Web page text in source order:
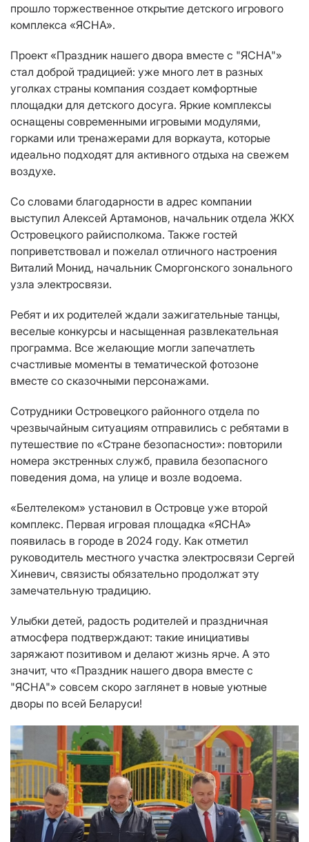
прошло торжественное открытие детского игрового
комплекса «ЯСНА».
Проект «Праздник нашего двора вместе с "ЯСНА"»
стал доброй традицией: уже много лет в разных
уголках страны компания создает комфортные
площадки для детского досуга. Яркие комплексы
оснащены современными игровыми модулями,
горками или тренажерами для воркаута, которые
идеально подходят для активного отдыха на свежем
воздухе.
Со словами благодарности в адрес компании
выступил Алексей Артамонов, начальник отдела ЖКХ
Островецкого райисполкома. Также гостей
поприветствовал и пожелал отличного настроения
Виталий Монид, начальник Сморгонского зонального
узла электросвязи.
Ребят и их родителей ждали зажигательные танцы,
веселые конкурсы и насыщенная развлекательная
программа. Все желающие могли запечатлеть
счастливые моменты в тематической фотозоне
вместе со сказочными персонажами.
Сотрудники Островецкого районного отдела по
чрезвычайным ситуациям отправились с ребятами в
путешествие по «Стране безопасности»: повторили
номера экстренных служб, правила безопасного
поведения дома, на улице и возле водоема.
«Белтелеком» установил в Островце уже второй
комплекс. Первая игровая площадка «ЯСНА»
появилась в городе в 2024 году. Как отметил
руководитель местного участка электросвязи Сергей
Хиневич, связисты обязательно продолжат эту
замечательную традицию.
Улыбки детей, радость родителей и праздничная
атмосфера подтверждают: такие инициативы
заряжают позитивом и делают жизнь ярче. А это
значит, что «Праздник нашего двора вместе с
"ЯСНА"» совсем скоро заглянет в новые уютные
дворы по всей Беларуси!